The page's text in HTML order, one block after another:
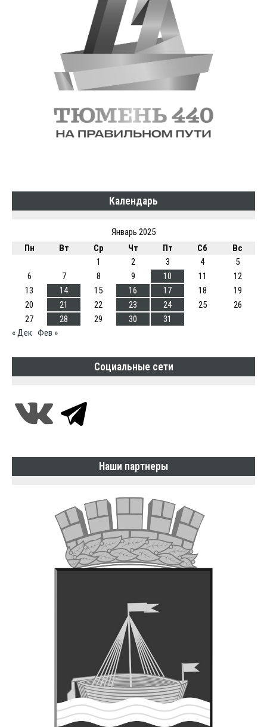
Календарь
Январь 2025
Пн
Вт Ср Чт Пт Сб
Вс
1
2 3 4
5
6
7 8 9 10 11
12
13
14 15 16 17 18
19
20
21 22 23 24 25
26
27
28 29 30
31
« Дек Фев »
Социальные сети
Наши партнеры